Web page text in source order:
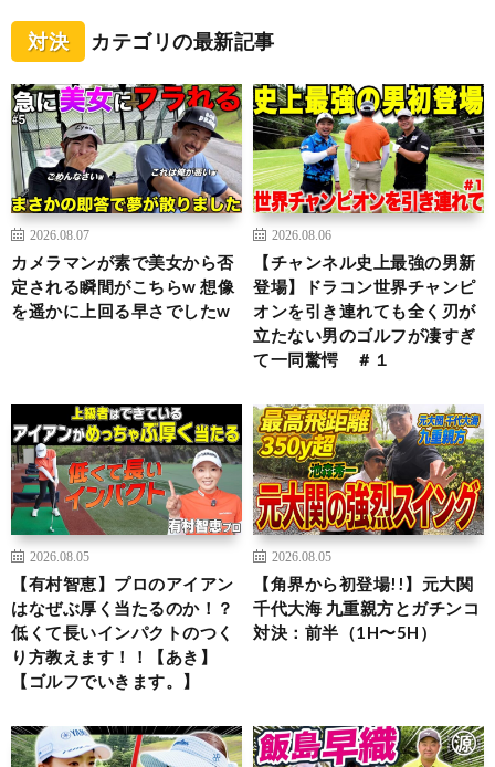
対決 カテゴリの最新記事
2026.08.07
カメラマンが素で美女から否
定される瞬間がこちらw 想像
を遥かに上回る早さでしたw
2026.08.06
【チャンネル史上最強の男新
登場】ドラコン世界チャンピ
オンを引き連れても全く刃が
立たない男のゴルフが凄すぎ
て一同驚愕 ＃１
2026.08.05
【有村智恵】プロのアイアン
はなぜぶ厚く当たるのか！？
低くて長いインパクトのつく
り方教えます！！【あき】
【ゴルフでいきます。】
2026.08.05
【角界から初登場!!】元大関
千代大海 九重親方とガチンコ
対決：前半（1H〜5H）